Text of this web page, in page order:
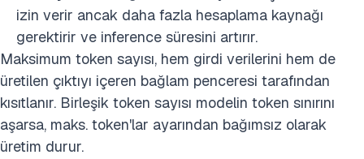
izin verir ancak daha fazla hesaplama kaynağı
gerektirir ve inference süresini artırır.
Maksimum token sayısı, hem girdi verilerini hem de
üretilen çıktıyı içeren bağlam penceresi tarafından
kısıtlanır. Birleşik token sayısı modelin token sınırını
aşarsa, maks. token'lar ayarından bağımsız olarak
üretim durur.